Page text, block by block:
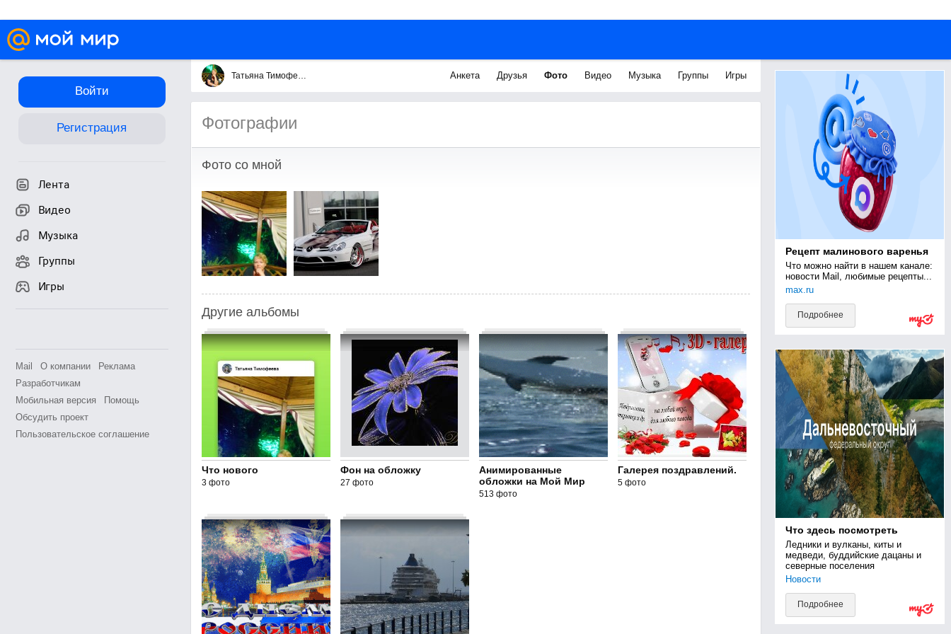
Войти
Регистрация
Лента
Видео
Музыка
Группы
Игры
Mail О компании
Реклама
Разработчикам
Мобильная версия
Помощь
Обсудить проект
Пользовательское соглашение
Татьяна Тимофеева Анкета Друзья Фото Видео Музыка Группы Игры
Фотографии
Фото со мной
Другие альбомы
Что нового
3 фото
Фон на обложку
27 фото
Анимированные
обложки на Мой Мир
513 фото
Галерея поздравлений.
5 фото
Рецепт малинового варенья
Что можно найти в нашем канале:
новости Mail, любимые рецепты...
max.ru
Подробнее
Что здесь посмотреть
Ледники и вулканы, киты и
медведи, буддийские дацаны и
северные поселения
Новости
Подробнее